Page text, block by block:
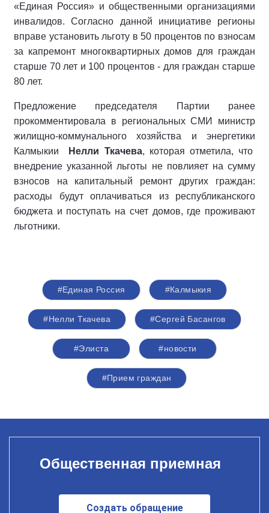
«Единая Россия» и общественными организациями
инвалидов. Согласно данной инициативе регионы
вправе установить льготу в 50 процентов по взносам
за капремонт многоквартирных домов для граждан
старше 70 лет и 100 процентов - для граждан старше
80 лет.
Предложение председателя Партии ранее
прокомментировала в региональных СМИ министр
жилищно-коммунального хозяйства и энергетики
Калмыкии
Нелли Ткачева, которая отметила, что
внедрение указанной льготы не повлияет на сумму
взносов на капитальный ремонт других граждан:
расходы будут оплачиваться из республиканского
бюджета и поступать на счет домов, где проживают
льготники.
#Единая Россия #Калмыкия
#Нелли Ткачева #Сергей Басангов
#Элиста #новости
#Прием граждан
Общественная приемная
Создать обращение